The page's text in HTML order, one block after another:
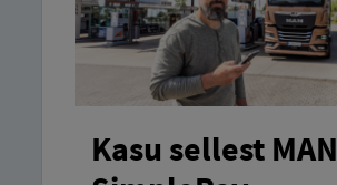
Kasu sellest MAN